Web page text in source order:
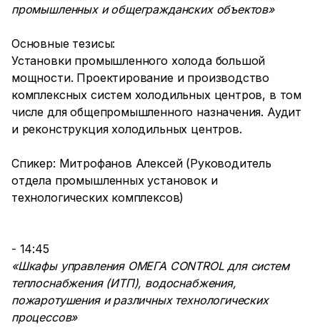
промышленных и общегражданских объектов»
Основные тезисы:
Установки промышленного холода большой
мощности. Проектирование и производство
комплексных систем холодильных центров, в том
числе для общепромышленного назначения. Аудит
и реконструкция холодильных центров.
Спикер: Митрофанов Алексей (Руководитель
отдела промышленных установок и
технологических комплексов)
- 14:45
«Шкафы управления ОМЕГА CONTROL для систем
теплоснабжения (ИТП), водоснабжения,
пожаротушения и различных технологических
процессов»